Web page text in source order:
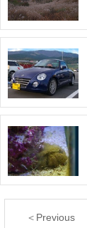
＜Previous